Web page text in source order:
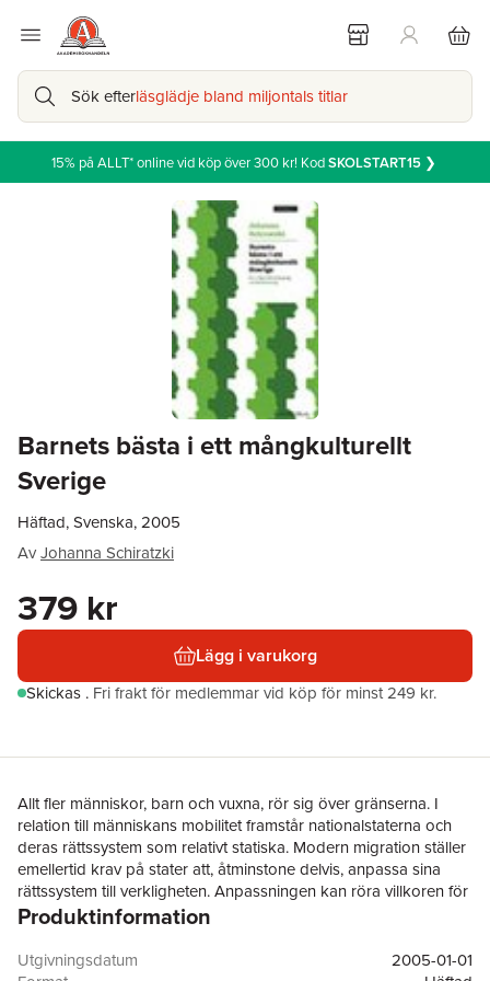
Sök efterläsglädje bland miljontals titlar
15% på ALLT* online vid köp över 300 kr! KodSKOLSTART15❯
Barnets bästa i ett mångkulturellt
Sverige
Häftad, Svenska, 2005
AvJohanna Schiratzki
379 kr
Lägg i varukorg
Skickas . Fri frakt för medlemmar vid köp för minst 249 kr.
Allt fler människor, barn och vuxna, rör sig över gränserna. I
relation till människans mobilitet framstår nationalstaterna och
deras rättssystem som relativt statiska. Modern migration ställer
emellertid krav på stater att, åtminstone delvis, anpassa sina
rättssystem till verkligheten. Anpassningen kan röra villkoren för
omfattningen av rättigheter och skyldigheter för utlänningar i
vilken rättsordning barns, föräldrars och samhällets inbördes
Produktinformation
Utgivningsdatum
2005-01-01